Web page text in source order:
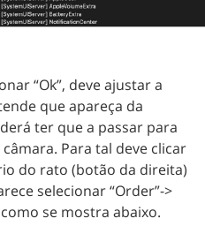
“Ok”, deve ajustar a
que apareça da
ter que a passar para
Para tal deve clicar
do rato (botão da direita)
selecionar “Order”->
se mostra abaixo.